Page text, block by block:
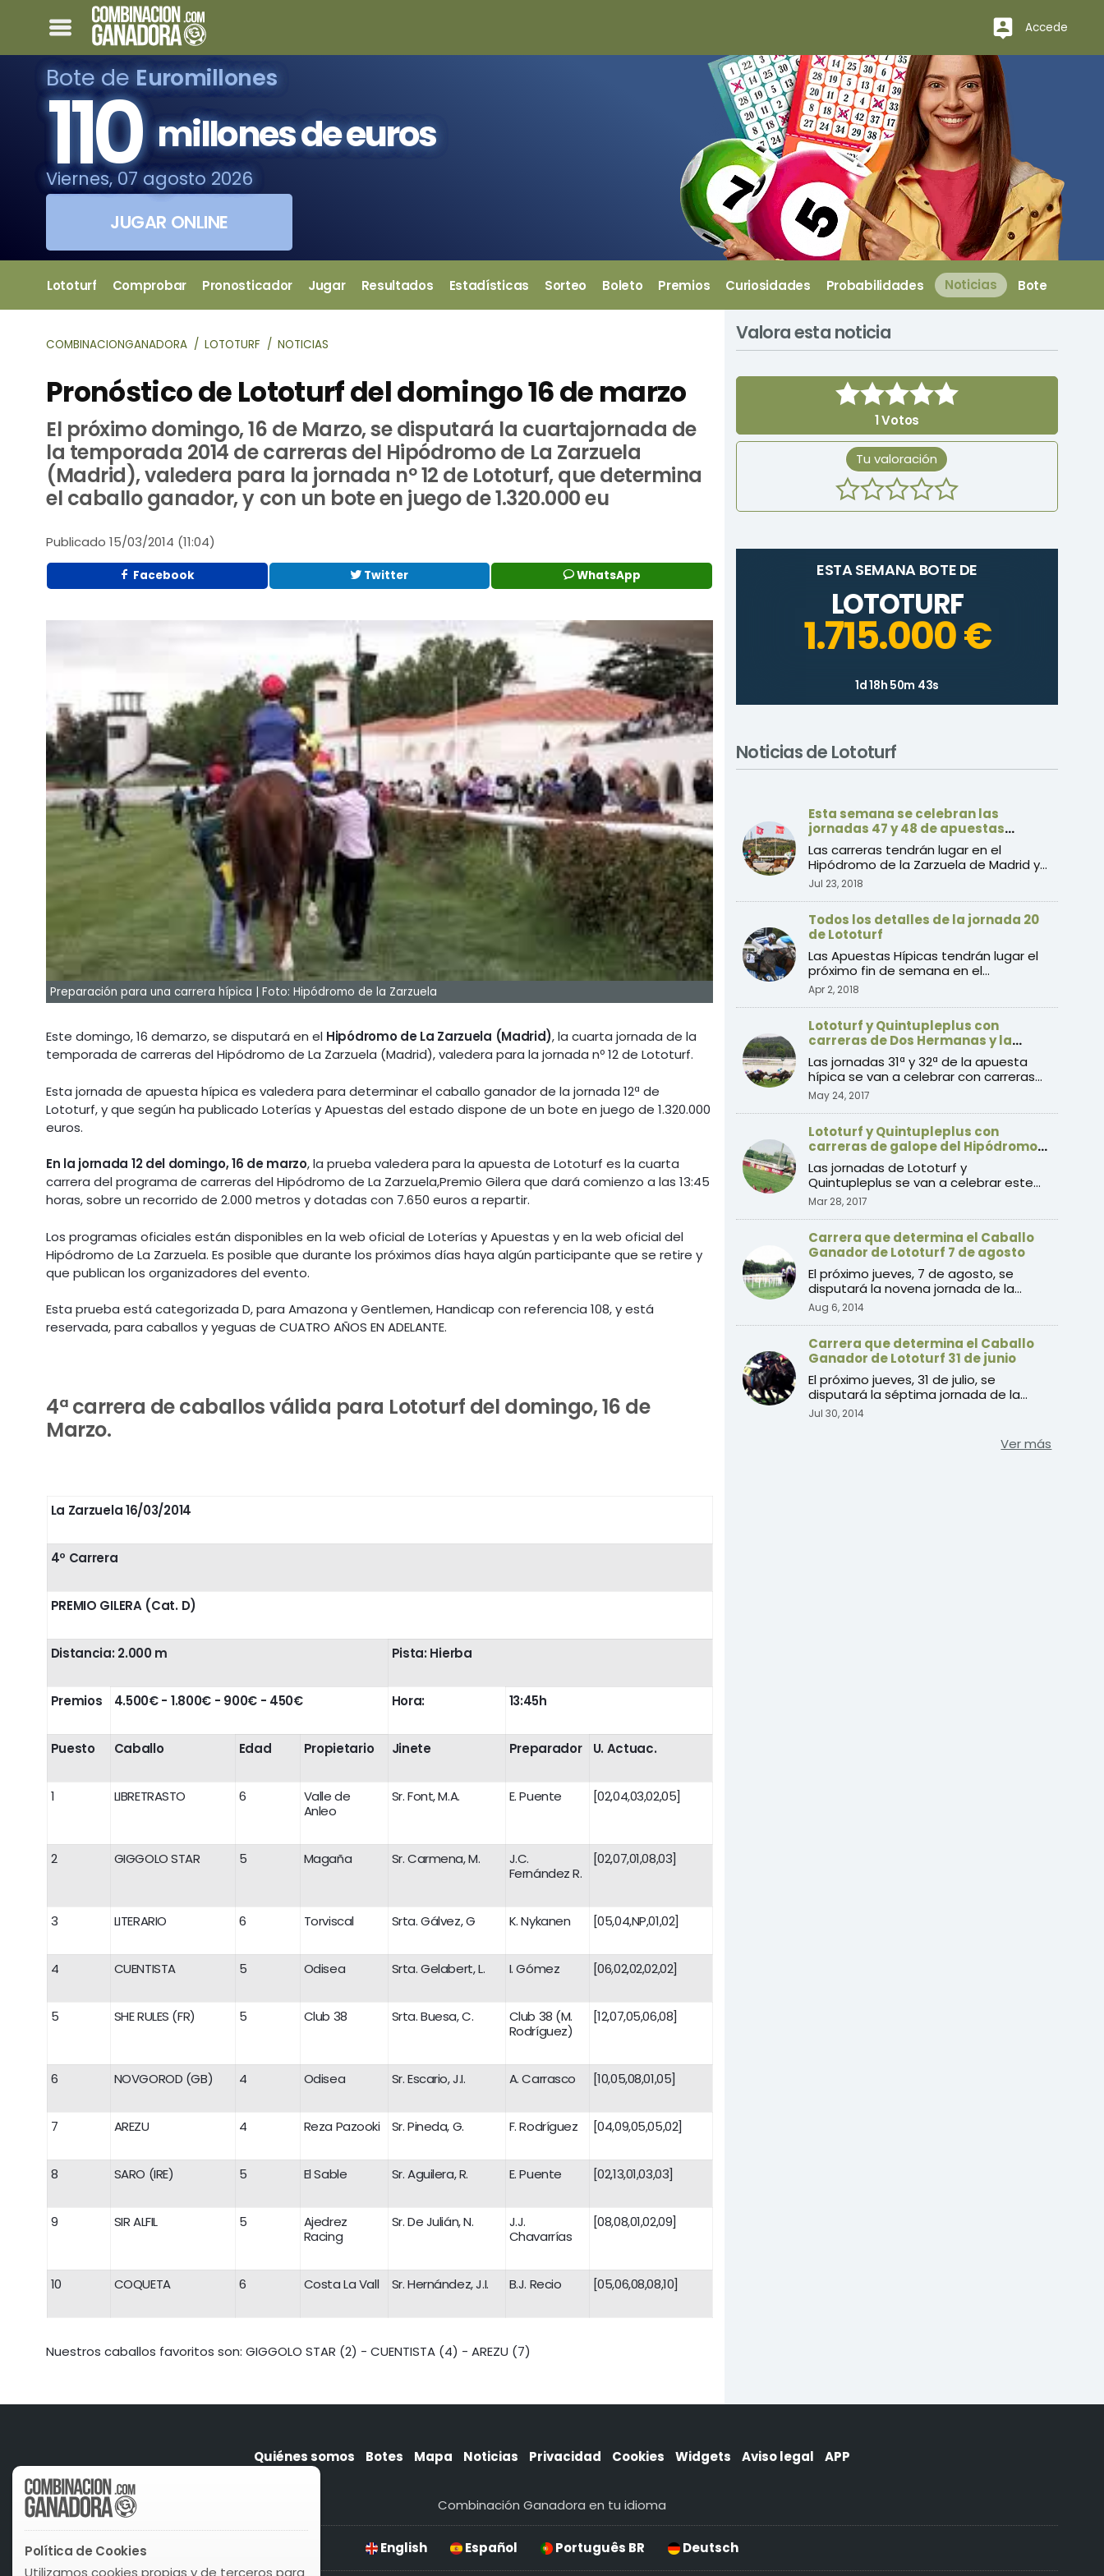
Accede
Bote de Euromillones
110 millones de euros
Viernes, 07 agosto 2026
JUGAR ONLINE
Lototurf Comprobar Pronosticador Jugar Resultados Estadísticas Sorteo Boleto Premios Curiosidades Probabilidades Noticias Bote
COMBINACIONGANADORA LOTOTURF NOTICIAS
Pronóstico de Lototurf del domingo 16 de marzo
El próximo domingo, 16 de Marzo, se disputará la cuartajornada de
la temporada 2014 de carreras del Hipódromo de La Zarzuela
(Madrid), valedera para la jornada nº 12 de Lototurf, que determina
el caballo ganador, y con un bote en juego de 1.320.000 eu
Publicado 15/03/2014 (11:04)
Facebook Twitter WhatsApp
Preparación para una carrera hípica | Foto: Hipódromo de la Zarzuela
Este domingo, 16 demarzo, se disputará en el Hipódromo de La Zarzuela (Madrid), la cuarta jornada de la
temporada de carreras del Hipódromo de La Zarzuela (Madrid), valedera para la jornada nº 12 de Lototurf.
Esta jornada de apuesta hípica es valedera para determinar el caballo ganador de la jornada 12ª de
Lototurf, y que según ha publicado Loterías y Apuestas del estado dispone de un bote en juego de 1.320.000
euros.
En la jornada 12 del domingo, 16 de marzo, la prueba valedera para la apuesta de Lototurf es la cuarta
carrera del programa de carreras del Hipódromo de La Zarzuela,Premio Gilera que dará comienzo a las 13:45
horas, sobre un recorrido de 2.000 metros y dotadas con 7.650 euros a repartir.
Los programas oficiales están disponibles en la web oficial de Loterías y Apuestas y en la web oficial del
Hipódromo de La Zarzuela. Es posible que durante los próximos días haya algún participante que se retire y
que publican los organizadores del evento.
Esta prueba está categorizada D, para Amazona y Gentlemen, Handicap con referencia 108, y está
reservada, para caballos y yeguas de CUATRO AÑOS EN ADELANTE.
4ª carrera de caballos válida para Lototurf del domingo, 16 de
Marzo.
La Zarzuela16/03/2014
4º Carrera
PREMIO GILERA (Cat. D)
Distancia: 2.000 m Pista: Hierba
Premios 4.500€ - 1.800€ - 900€ - 450€ Hora: 13:45h
Puesto Caballo Edad Propietario Jinete Preparador U. Actuac.
1 LIBRETRASTO 6
Valle de
Anleo
Sr. Font, M.A. E. Puente [02,04,03,02,05]
2 GIGGOLO STAR 5 Magaña Sr. Carmena, M.
J.C.
Fernández R.
[02,07,01,08,03]
3 LITERARIO 6 Torviscal Srta. Gálvez, G K. Nykanen [05,04,NP,01,02]
4 CUENTISTA 5 Odisea Srta. Gelabert, L. I. Gómez [06,02,02,02,02]
5 SHE RULES (FR) 5 Club 38 Srta. Buesa, C.
Club 38 (M.
Rodríguez)
[12,07,05,06,08]
6 NOVGOROD (GB) 4 Odisea Sr. Escario, J.I. A. Carrasco [10,05,08,01,05]
7 AREZU 4 Reza Pazooki Sr. Pineda, G. F. Rodríguez [04,09,05,05,02]
8 SARO (IRE) 5 El Sable Sr. Aguilera, R. E. Puente [02,13,01,03,03]
9 SIR ALFIL 5
Ajedrez
Racing
Sr. De Julián, N.
J.J.
Chavarrías
[08,08,01,02,09]
10 COQUETA 6 Costa La Vall Sr. Hernández, J.I. B.J. Recio [05,06,08,08,10]
Nuestros caballos favoritos son: GIGGOLO STAR (2) - CUENTISTA (4) - AREZU (7)
Valora esta noticia
1Votos
Tu valoración
ESTA SEMANA BOTE DE
LOTOTURF
1.715.000 €
1d 18h 50m 43s
Noticias de Lototurf
Esta semana se celebran las
jornadas 47 y 48 de apuestas
hípicas
Las carreras tendrán lugar en el
Hipódromo de la Zarzuela de Madrid y
en el Hipódromo de San Seb ...
Jul 23, 2018
Todos los detalles de la jornada 20
de Lototurf
Las Apuestas Hípicas tendrán lugar el
próximo fin de semana en el
Hipódromo de La Zarzuela, en M ...
Apr 2, 2018
Lototurf y Quintupleplus con
carreras de Dos Hermanas y la
Zarzuela
Las jornadas 31ª y 32ª de la apuesta
hípica se van a celebrar con carreras
de galope del Hipódro ...
May 24, 2017
Lototurf y Quintupleplus con
carreras de galope del Hipódromo
de la Zarzuela
Las jornadas de Lototurf y
Quintupleplus se van a celebrar este
domingo 2 de abril con soporte e ...
Mar 28, 2017
Carrera que determina el Caballo
Ganador de Lototurf 7 de agosto
El próximo jueves, 7 de agosto, se
disputará la novena jornada de la
temporada de verano 2014 de ...
Aug 6, 2014
Carrera que determina el Caballo
Ganador de Lototurf 31 de junio
El próximo jueves, 31 de julio, se
disputará la séptima jornada de la
temporada de verano 2014 d ...
Jul 30, 2014
Ver más
Quiénes somos Botes Mapa Noticias Privacidad Cookies Widgets Aviso legal APP
Combinación Ganadora en tu idioma
English Español Português BR Deutsch
Política de Cookies
Utilizamos cookies propias y de terceros para